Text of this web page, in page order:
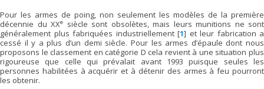
Pour les armes de poing, non seulement les modèles de la première
décennie du XXe
siècle sont obsolètes, mais leurs munitions ne sont
généralement plus fabriquées industriellement[1] et leur fabrication a
cessé il y a plus d’un demi siècle. Pour les armes d’épaule dont nous
proposons le classement en catégorie D cela revient à une situation plus
rigoureuse que celle qui prévalait avant 1993 puisque seules les
personnes habilitées à acquérir et à détenir des armes à feu pourront
les obtenir.